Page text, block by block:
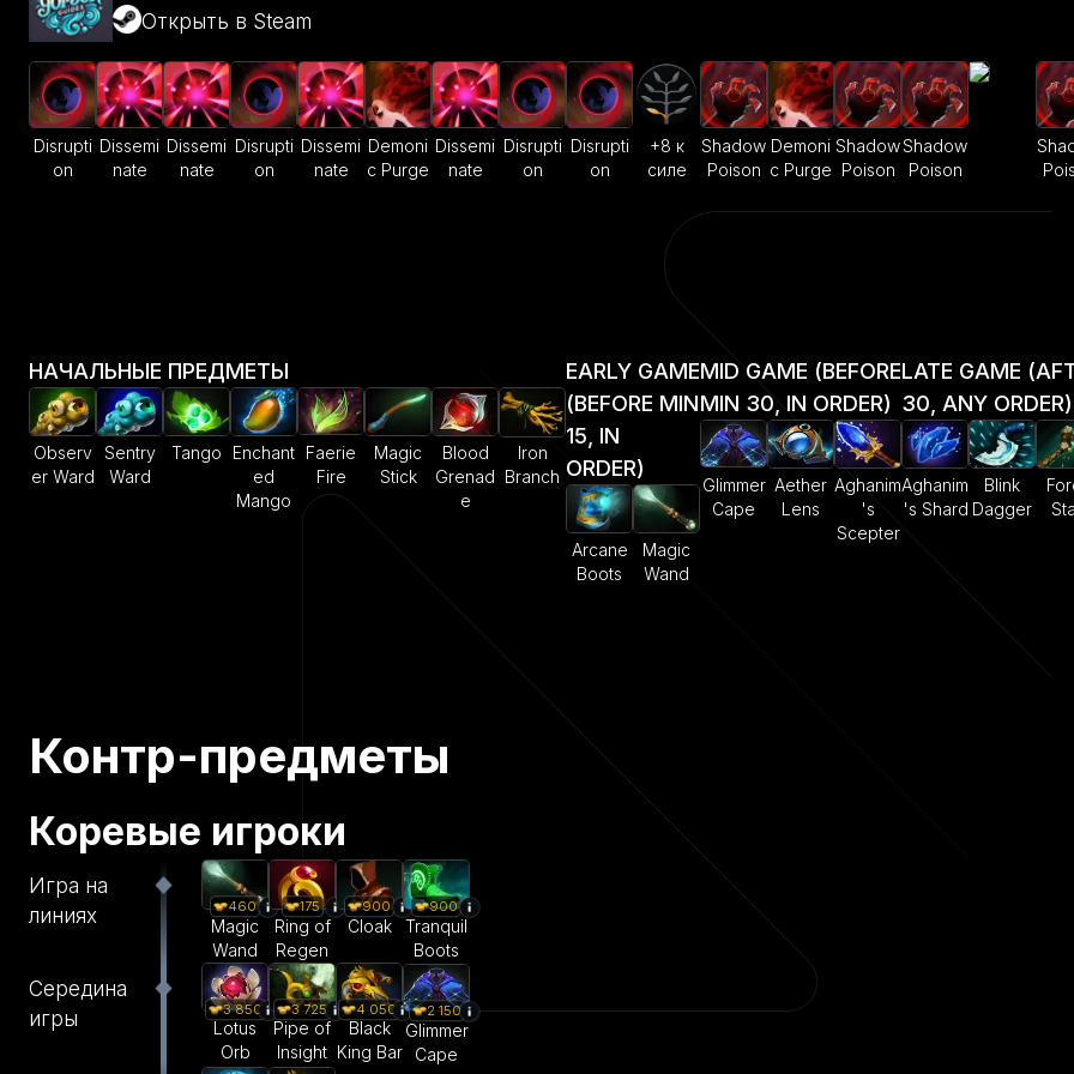
Открыть в Steam
Disrupti
on
Dissemi
nate
Dissemi
nate
Disrupti
on
Dissemi
nate
Demoni
c Purge
Dissemi
nate
Disrupti
on
Disrupti
on
+8 к
силе
Shadow
Poison
Demoni
c Purge
Shadow
Poison
Shadow
Poison
НАЧАЛЬНЫЕ ПРЕДМЕТЫ
Observ
er Ward
Sentry
Ward
Tango
Enchant
ed
Mango
Faerie
Fire
Magic
Stick
Blood
Grenad
e
Iron
Branch
EARLY GAME
(BEFORE MIN
15, IN
ORDER)
Arcane
Boots
Magic
Wand
MID GAME (BEFORE
MIN 30, IN ORDER)
Glimmer
Cape
Aether
Lens
Aghanim
's
Scepter
LATE GAME
30, ANY ORDER)
Aghanim
's Shard
Blink
Dagger
Контр-предметы
Коревые игроки
Игра на
линиях
460
Magic
Wand
175
Ring of
Regen
900
Cloak
900
Tranquil
Boots
Середина
игры
3 850
Lotus
Orb
3 725
Pipe of
Insight
4 050
Black
King Bar
2 150
Glimmer
Cape